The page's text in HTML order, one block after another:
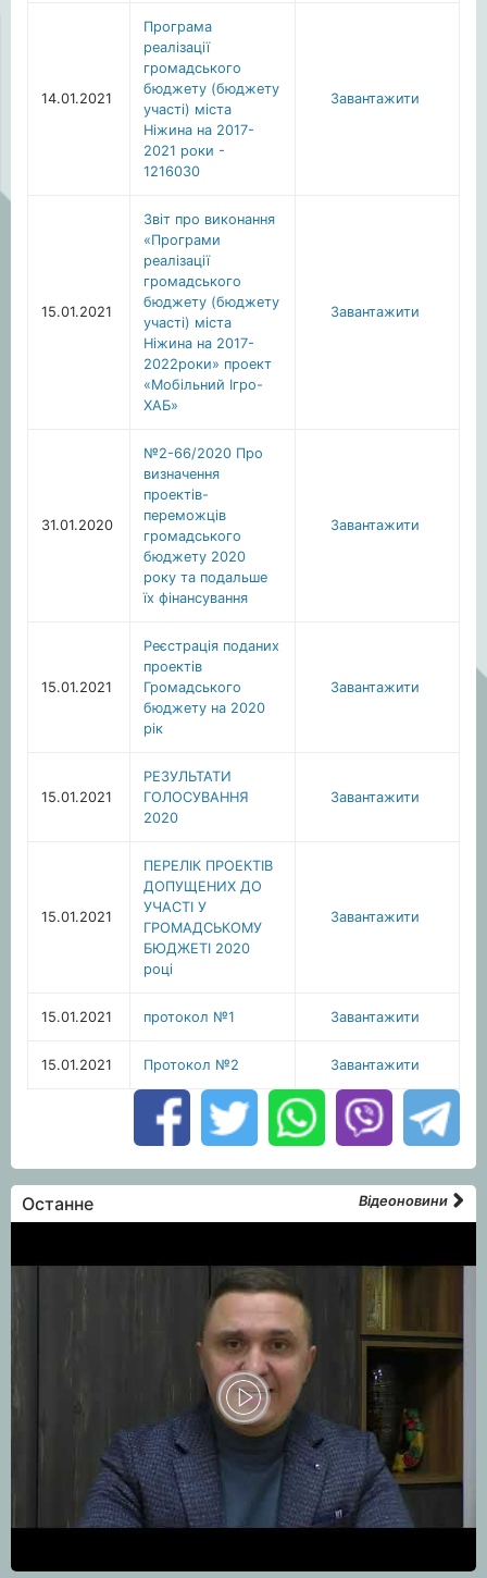
14.01.2021
Програма
реалізації
громадського
бюджету (бюджету
участі) міста
Ніжина на 2017-
2021 роки -
1216030
Завантажити
15.01.2021
Звіт про виконання
«Програми
реалізації
громадського
бюджету (бюджету
участі) міста
Ніжина на 2017-
2022роки» проект
«Мобільний Ігро-
ХАБ»
Завантажити
31.01.2020
№2-66/2020 Про
визначення
проектів-
переможців
громадського
бюджету 2020
року та подальше
їх фінансування
Завантажити
15.01.2021
Реєстрація поданих
проектів
Громадського
бюджету на 2020
рік
Завантажити
15.01.2021
РЕЗУЛЬТАТИ
ГОЛОСУВАННЯ
2020
Завантажити
15.01.2021
ПЕРЕЛІК ПРОЕКТІВ
ДОПУЩЕНИХ ДО
УЧАСТІ У
ГРОМАДСЬКОМУ
БЮДЖЕТІ 2020
році
Завантажити
15.01.2021 протокол №1 Завантажити
15.01.2021 Протокол №2 Завантажити
Останне Відеоновини